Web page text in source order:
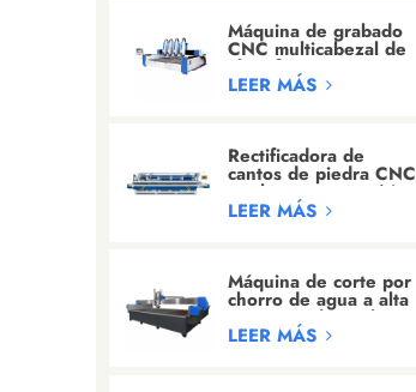
Máquina de grabado
CNC multicabezal de
alta eficiencia para
tallado de
LEER MÁS
Rectificadora de
cantos de piedra CNC
totalmente automática
con 24 cabezales
LEER MÁS
Máquina de corte por
chorro de agua a alta
presión industrial
LEER MÁS